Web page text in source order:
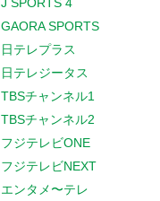
GAORA SPORTS
日テレプラス
日テレジータス
TBSチャンネル1
TBSチャンネル2
フジテレビONE
フジテレビNEXT
エンタメ〜テレ